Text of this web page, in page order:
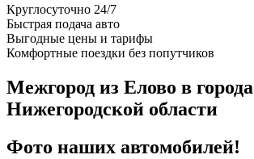
Круглосуточно 24/7
Быстрая подача авто
Выгодные цены и тарифы
Комфортные поездки без попутчиков
Межгород из Елово в города
Нижегородской области
Фото наших автомобилей!